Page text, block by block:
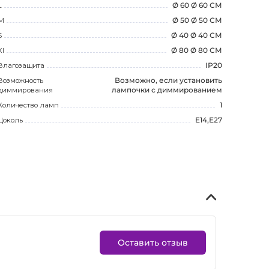
Ø 60 Ø 60 СМ
Ø 50 Ø 50 СМ
Ø 40 Ø 40 СМ
Ø 80 Ø 80 СМ
IP20
Возможно, если установить
лампочки с диммированием
ламп
1
E14,Е27
Оставить отзыв